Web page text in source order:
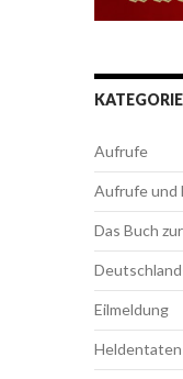
Aufrufe
Aufrufe und
Das Buch
Eilmeldung
Heldentaten